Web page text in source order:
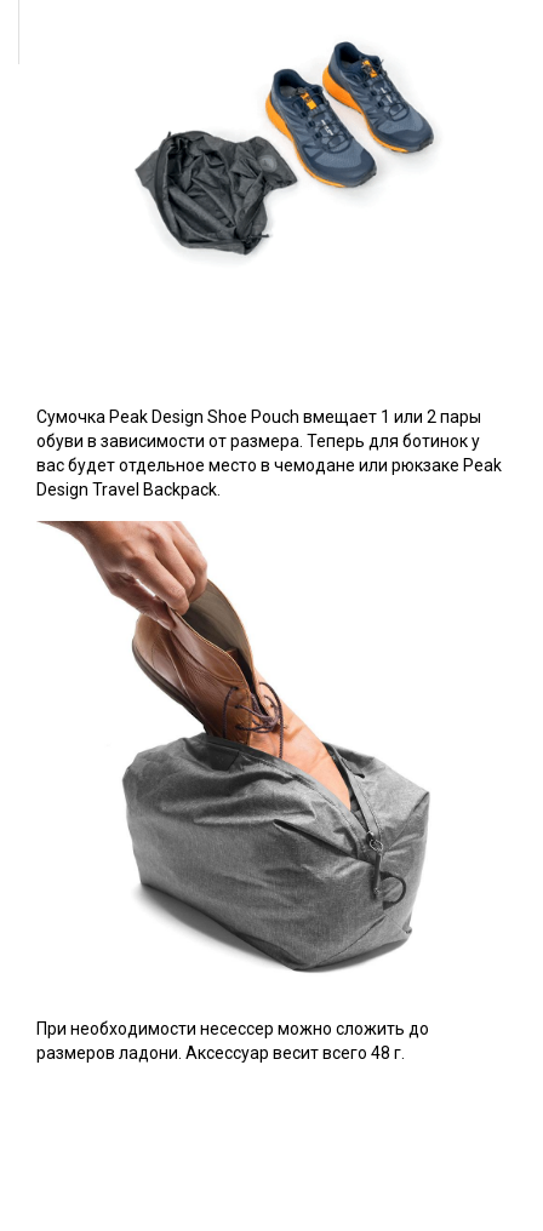
Сумочка Peak Design Shoe Pouch вмещает 1 или 2 пары
обуви в зависимости от размера. Теперь для ботинок у
вас будет отдельное место в чемодане или рюкзаке Peak
Design Travel Backpack.
При необходимости несессер можно сложить до
размеров ладони. Аксессуар весит всего 48 г.